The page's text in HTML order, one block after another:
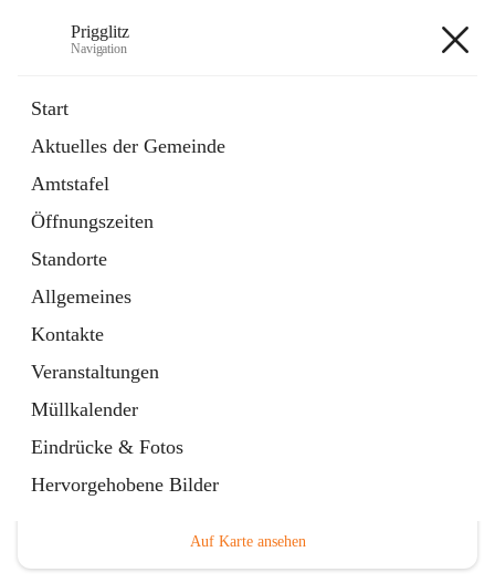
Prigglitz
Navigation
Start
Aktuelles der Gemeinde
Amtstafel
Öffnungszeiten
Standorte
Allgemeines
Kontakte
Veranstaltungen
Müllkalender
Eindrücke & Fotos
Hervorgehobene Bilder
Externe Webseite
in
Tab
Gemeindezeitung
Ordner
öffnet
in
neuem
Tab
Hauptadresse
Auf Karte ansehen